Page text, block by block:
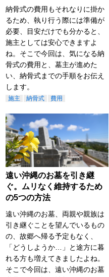
納骨式の費用もそれなりに掛か
るため、執り行う際には準備が
必要、目安だけでも分かると、
施主としては安心できますよ
ね。そこで今回は、気になる納
骨式の費用と、墓主が進めた
い、納骨式までの手順をお伝え
します。
施主 納骨式 費用
遠い沖縄のお墓を引き継
ぐ。ムリなく維持するため
の5つの方法
遠い沖縄のお墓、両親や親族は
引き継ぐことを望んでいるもの
の、故郷へ帰る予定もなく、
「どうしようか…」と途方に暮
れる方も増えてきましたよね。
そこで今回は、遠い沖縄のお墓